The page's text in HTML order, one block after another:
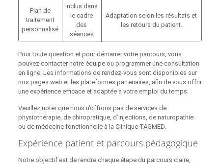
Plan de
traitement
personnalisé
inclus dans
le cadre
des
séances
Adaptation selon les résultats et
les retours du patient.
Pour toute question et pour démarrer votre parcours, vous
pouvez contacter notre équipe ou programmer une consultation
en ligne. Les informations de rendez‑vous sont disponibles sur
nos pages web et les plateformes partenaires, afin de vous offrir
une expérience efficace et adaptée à votre emploi du temps.
Veuillez noter que nous n’offrons pas de services de
physiothérapie, de chiropratique, d’injections, de naturopathie
ou de médecine fonctionnelle à la Clinique TAGMED.
Expérience patient et parcours pédagogique
Notre objectif est de rendre chaque étape du parcours claire,